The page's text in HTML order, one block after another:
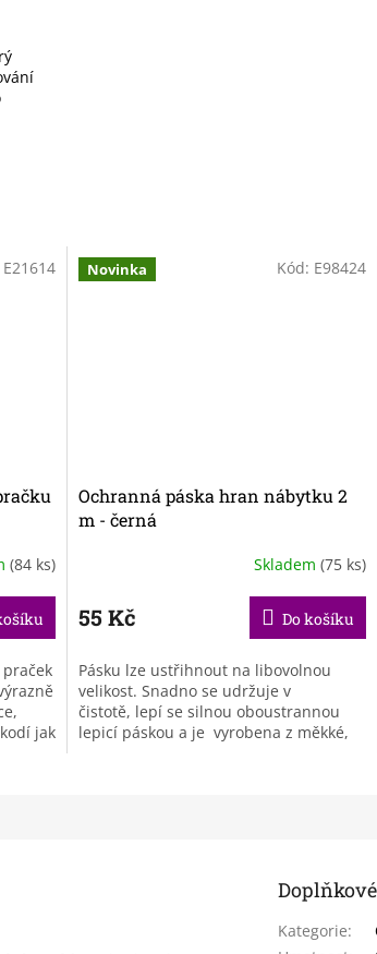
(84 ks)
jak
E21614 Novinka
Ochranná páska hran nábytku 2
m - černá
Skladem (75 ks)
55 Kč Do košíku
Pásku lze ustřihnout na libovolnou
velikost. Snadno se udržuje v
čistotě, lepí se silnou oboustrannou
lepicí páskou a je vyrobena z měkké,
Kód: E98424
Kategorie: